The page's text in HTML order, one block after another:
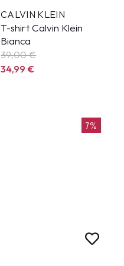
CALVIN KLEIN
T-shirt Calvin Klein
Bianca
39,00 €
34,99€
7%